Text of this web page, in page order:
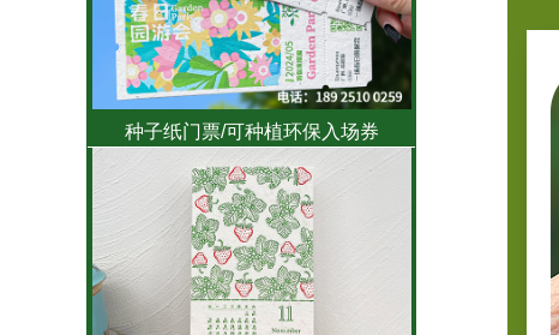
种子纸门票/可种植环保入场券